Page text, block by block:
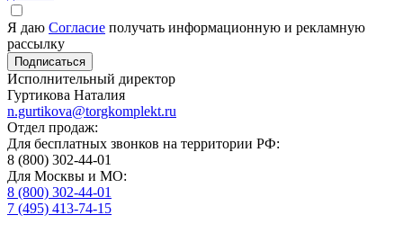
Я даю Согласие получать информационную и рекламную
рассылку
Исполнительный директор
Гуртикова Наталия
n.gurtikova@torgkomplekt.ru
Отдел продаж:
Для бесплатных звонков на территории РФ:
8 (800) 302-44-01
Для Москвы и МО:
8 (800) 302-44-01
7 (495) 413-74-15